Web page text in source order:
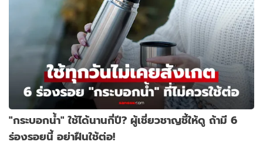
"กระบอกน้ำ" ใช้ได้นานกี่ปี? ผู้เชี่ยวชาญชี้ให้ดู ถ้ามี 6
ร่องรอยนี้ อย่าฝืนใช้ต่อ!